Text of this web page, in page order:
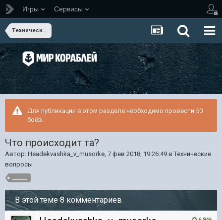
Игры Сервисы
Технические вопросы
Для публикации в этом разделе необходимо провести 50
боёв.
Что происходит та?
Автор: Headekvashka_v_musorke, 7 фев 2018, 19:26:49 в Технические
вопросы
В этой теме 8 комментариев